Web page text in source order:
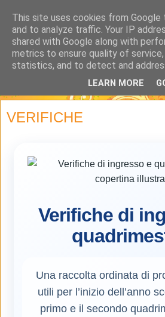
VERIFICHE
Verifiche di
Una raccolta ordinata di
utili per l’inizio dell’anno
primo e il secondo
This site uses cookies from
and to analyze traffic. Your IP
shared with Google along with
metrics to ensure quality of
statistics, and to detect and
LEARN MORE